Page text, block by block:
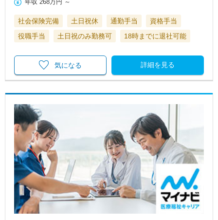
年収 268万円 ～
社会保険完備 土日祝休 通勤手当
資格手当
役職手当
土日祝のみ勤務可 18時までに退社可能
詳細を見る
気になる